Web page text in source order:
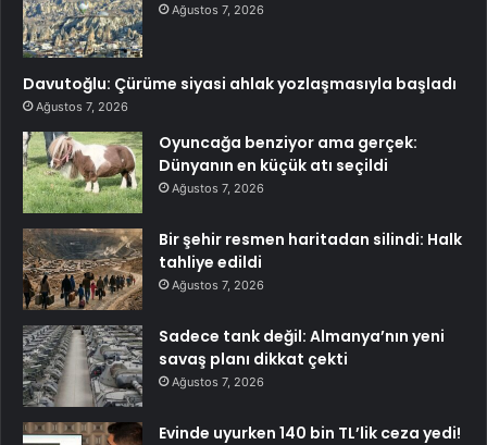
Ağustos 7, 2026
Davutoğlu: Çürüme siyasi ahlak yozlaşmasıyla başladı
Ağustos 7, 2026
Oyuncağa benziyor ama gerçek:
Dünyanın en küçük atı seçildi
Ağustos 7, 2026
Bir şehir resmen haritadan silindi: Halk
tahliye edildi
Ağustos 7, 2026
Sadece tank değil: Almanya’nın yeni
savaş planı dikkat çekti
Ağustos 7, 2026
Evinde uyurken 140 bin TL’lik ceza yedi!